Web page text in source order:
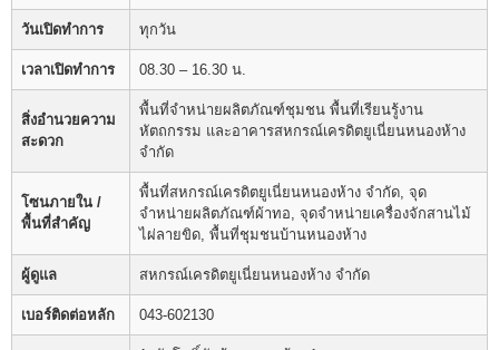
วันเปิดทำการ ทุกวัน
เวลาเปิดทำการ 08.30 – 16.30 น.
สิ่งอำนวยความ
สะดวก
พื้นที่จำหน่ายผลิตภัณฑ์ชุมชน พื้นที่เรียนรู้งาน
หัตถกรรม และอาคารสหกรณ์เครดิตยูเนี่ยนหนองห้าง
จำกัด
โซนภายใน /
พื้นที่สำคัญ
พื้นที่สหกรณ์เครดิตยูเนี่ยนหนองห้าง จำกัด, จุด
จำหน่ายผลิตภัณฑ์ผ้าทอ, จุดจำหน่ายเครื่องจักสานไม้
ไผ่ลายขิด, พื้นที่ชุมชนบ้านหนองห้าง
ผู้ดูแล สหกรณ์เครดิตยูเนี่ยนหนองห้าง จำกัด
เบอร์ติดต่อหลัก 043-602130